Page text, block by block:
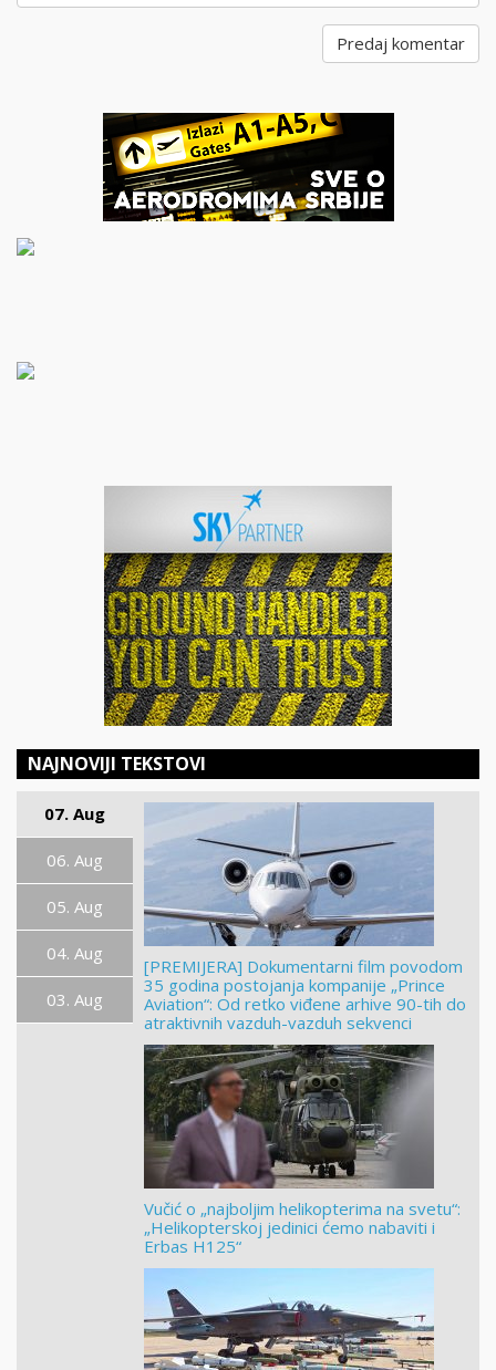
NAJNOVIJI TEKSTOVI
07. Aug
06. Aug
05. Aug
04. Aug
03. Aug
[PREMIJERA] Dokumentarni film povodom
35 godina postojanja kompanije „Prince
Aviation“: Od retko viđene arhive 90-tih do
atraktivnih vazduh-vazduh sekvenci
Vučić o „najboljim helikopterima na svetu“:
„Helikopterskoj jedinici ćemo nabaviti i
Erbas H125“